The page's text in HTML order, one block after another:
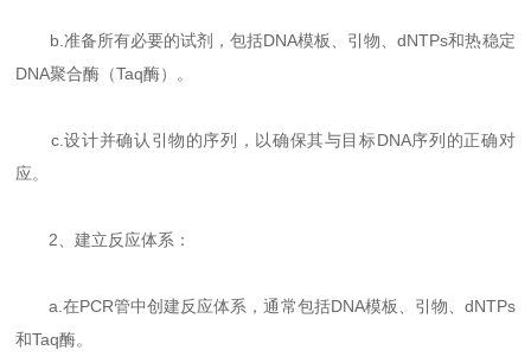
b.准备所有必要的试剂，包括DNA模板、引物、dNTPs和热稳定
DNA聚合酶（Taq酶）。
c.设计并确认引物的序列，以确保其与目标DNA序列的正确对
应。
2、建立反应体系：
a.在PCR管中创建反应体系，通常包括DNA模板、引物、dNTPs
和Taq酶。